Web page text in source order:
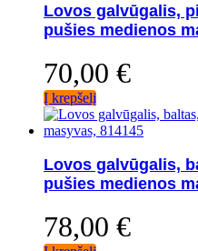
Lovos galvūgalis,
pušies medienos
70,00 €
Į krepšelį
Lovos galvūgalis,
pušies medienos
78,00 €